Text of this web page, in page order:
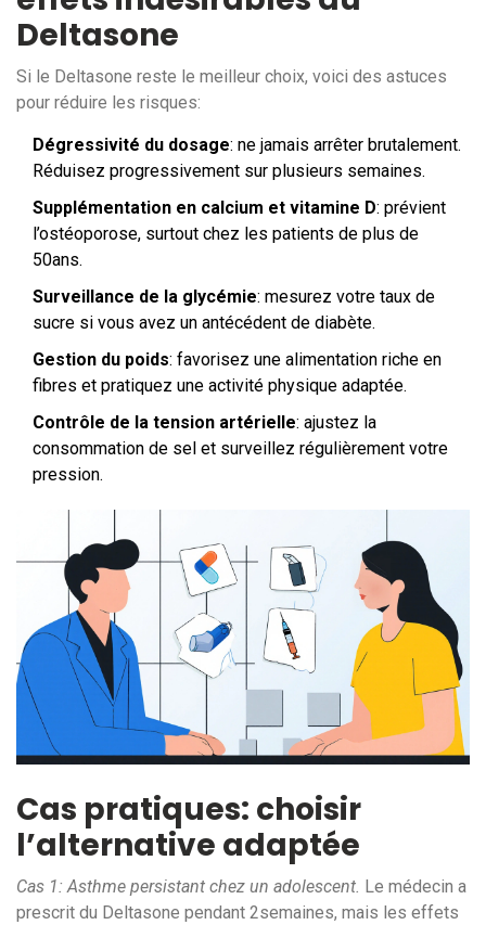
Deltasone
Si le Deltasone reste le meilleur choix, voici des astuces
pour réduire les risques:
Dégressivité du dosage: ne jamais arrêter brutalement.
Réduisez progressivement sur plusieurs semaines.
Supplémentation en calcium et vitamine D: prévient
l’ostéoporose, surtout chez les patients de plus de
50ans.
Surveillance de la glycémie: mesurez votre taux de
sucre si vous avez un antécédent de diabète.
Gestion du poids: favorisez une alimentation riche en
fibres et pratiquez une activité physique adaptée.
Contrôle de la tension artérielle: ajustez la
consommation de sel et surveillez régulièrement votre
pression.
Cas pratiques: choisir
l’alternative adaptée
Cas 1: Asthme persistant chez un adolescent. Le médecin a
prescrit du Deltasone pendant 2semaines, mais les effets